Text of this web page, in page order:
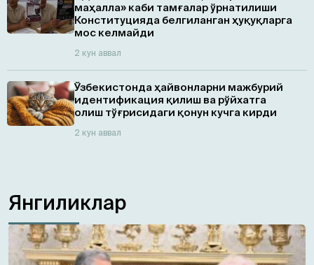
маҳалла» каби тамғалар ўрнатилиши
Конституцияда белгиланган ҳуқуқларга
мос келмайди
2 кун аввал
Ўзбекистонда ҳайвонларни мажбурий
идентификация қилиш ва рўйхатга
олиш тўғрисидаги қонун кучга кирди
2 кун аввал
Янгиликлар